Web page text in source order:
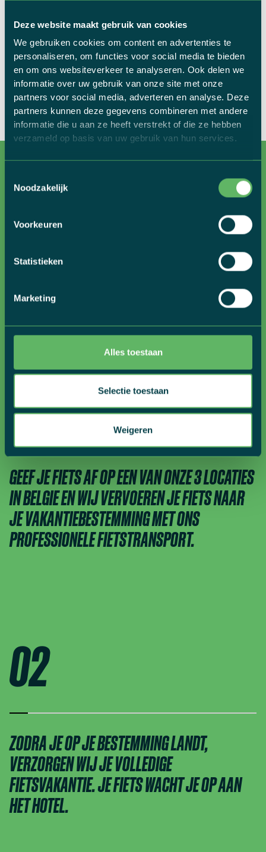
Deze website maakt gebruik van cookies
We gebruiken cookies om content en advertenties te
personaliseren, om functies voor social media te bieden
en om ons websiteverkeer te analyseren. Ook delen we
informatie over uw gebruik van onze site met onze
partners voor social media, adverteren en analyse. Deze
partners kunnen deze gegevens combineren met andere
informatie die u aan ze heeft verstrekt of die ze hebben
verzameld op basis van uw gebruik van hun services.
Noodzakelijk
Voorkeuren
Statistieken
Marketing
Alles toestaan
Selectie toestaan
Weigeren
BEKIJK ALLE FIETSFOTO'S
MET GOLAZO TRAVEL OP FIETSVAKANTIE, IN 3
01
GEEF JE FIETS AF OP EEN VAN ONZE 3 LOCATIES
IN BELGIE EN WIJ VERVOEREN JE FIETS NAAR
JE VAKANTIEBESTEMMING MET ONS
PROFESSIONELE FIETSTRANSPORT.
02
ZODRA JE OP JE BESTEMMING LANDT,
VERZORGEN WIJ JE VOLLEDIGE
FIETSVAKANTIE. JE FIETS WACHT JE OP AAN
HET HOTEL.